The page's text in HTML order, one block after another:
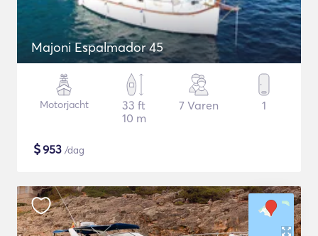
Majoni Espalmador 45
Motorjacht
33 ft
10 m
7 Varen 1
$953 /dag